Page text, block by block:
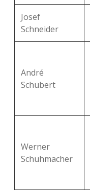
Josef
Schneider
André
Schubert
Werner
Schuhmacher